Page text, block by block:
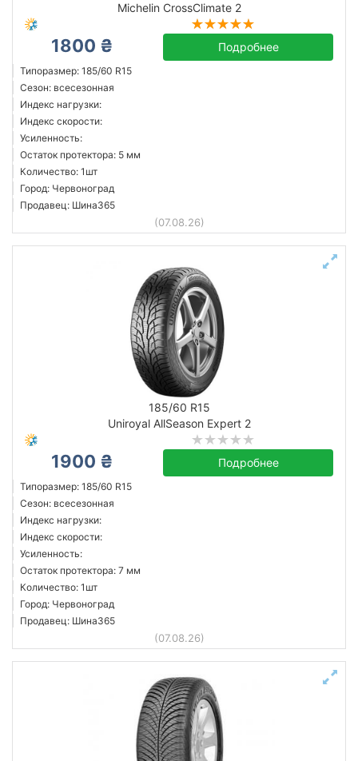
Michelin CrossClimate 2
1800 ₴ Подробнее
Типоразмер: 185/60 R15
Сезон: всесезонная
Индекс нагрузки:
Индекс скорости:
Усиленность:
Остаток протектора: 5 мм
Количество: 1шт
Город: Червоноград
Продавец: Шина365
(07.08.26)
185/60 R15
Uniroyal AllSeason Expert 2
1900 ₴ Подробнее
Типоразмер: 185/60 R15
Сезон: всесезонная
Индекс нагрузки:
Индекс скорости:
Усиленность:
Остаток протектора: 7 мм
Количество: 1шт
Город: Червоноград
Продавец: Шина365
(07.08.26)